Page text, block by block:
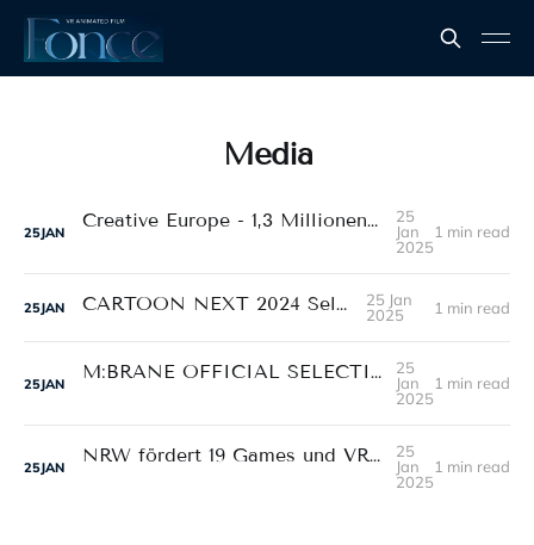
Media
25JAN
Creative Europe - 1,3 Millionen für deutsche Videogames
25
Jan
2025
1 min read
25JAN CARTOON NEXT 2024 Selection
25 Jan
2025
1 min read
25JAN
M:BRANE OFFICIAL SELECTION 2024 - Main Pitch
25
Jan
2025
1 min read
25JAN
NRW fördert 19 Games und VR-Projekte für 1,8 Millionen Euro
25
Jan
2025
1 min read